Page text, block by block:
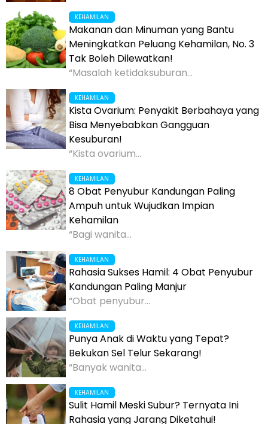
KEHAMILAN
Makanan dan Minuman yang Bantu
Meningkatkan Peluang Kehamilan, No. 3
Tak Boleh Dilewatkan!
“Masalah ketidaksuburan...
KEHAMILAN
Kista Ovarium: Penyakit Berbahaya yang
Bisa Menyebabkan Gangguan
Kesuburan!
“Kista ovarium...
KEHAMILAN
8 Obat Penyubur Kandungan Paling
Ampuh untuk Wujudkan Impian
Kehamilan
“Bagi wanita...
KEHAMILAN
Rahasia Sukses Hamil: 4 Obat Penyubur
Kandungan Paling Manjur
“Obat penyubur...
KEHAMILAN
Punya Anak di Waktu yang Tepat?
Bekukan Sel Telur Sekarang!
“Banyak wanita...
KEHAMILAN
Sulit Hamil Meski Subur? Ternyata Ini
Rahasia yang Jarang Diketahui!